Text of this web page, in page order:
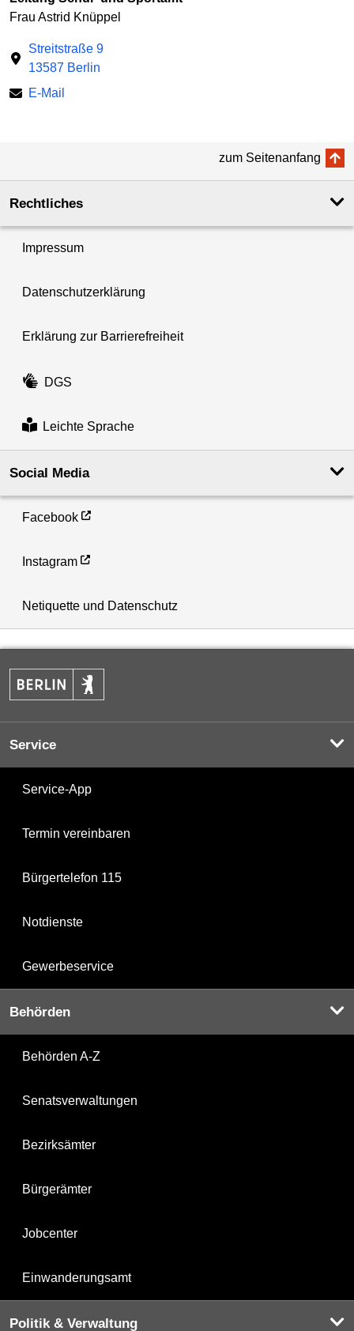
Frau Astrid Knüppel
Streitstraße 9
13587 Berlin
E-Mail
zum Seitenanfang
Rechtliches
Impressum
Datenschutzerklärung
Erklärung zur Barrierefreiheit
DGS
Leichte Sprache
Social Media
Facebook
Instagram
Netiquette und Datenschutz
Service
Service-App
Termin vereinbaren
Bürgertelefon 115
Notdienste
Gewerbeservice
Behörden
Behörden A-Z
Senatsverwaltungen
Bezirksämter
Bürgerämter
Jobcenter
Einwanderungsamt
Politik & Verwaltung